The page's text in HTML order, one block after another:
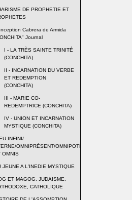
DE PROPHETIE ET
Cabrera de Armida
Journal
I - LA TRÈS SAINTE TRINITÉ
(CONCHITA)
II - INCARNATION DU VERBE
ET REDEMPTION
(CONCHITA)
III - MARIE CO-
REDEMPTRICE (CONCHITA)
IV - UNION ET INCARNATION
MYSTIQUE (CONCHITA)
INFINI/
OMNIPRÉSENT/OMNIPOTENT
OMNIS
JEUNE A L'INEDIE MYSTIQUE
ET MAGOG, JUDAISME,
CATHOLIQUE